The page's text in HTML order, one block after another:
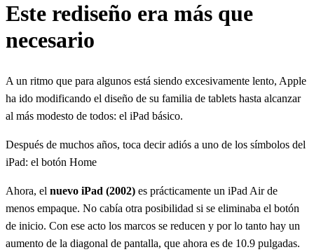
Este rediseño era más que
necesario
A un ritmo que para algunos está siendo excesivamente lento, Apple
ha ido modificando el diseño de su familia de tablets hasta alcanzar
al más modesto de todos: el iPad básico.
Después de muchos años, toca decir adiós a uno de los símbolos del
iPad: el botón Home
Ahora, el nuevo iPad (2002) es prácticamente un iPad Air de
menos empaque. No cabía otra posibilidad si se eliminaba el botón
de inicio. Con ese acto los marcos se reducen y por lo tanto hay un
aumento de la diagonal de pantalla, que ahora es de 10.9 pulgadas.